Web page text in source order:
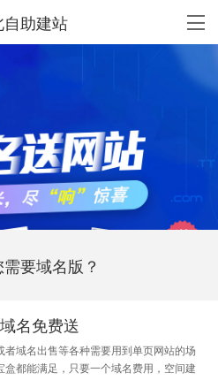
助建站
要域名版？
名免费送
者域名出售等各种需要用到单页网站的场
盒都能满足，只要一个域名费用，空间建